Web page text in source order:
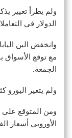
الدولار في
الجمعة.
ولم يتغير اليورو كثيرا
ومن المتوقع
الأوروبي أسعار